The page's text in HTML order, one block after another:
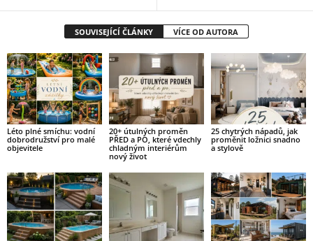
SOUVISEJÍCÍ ČLÁNKY VÍCE OD AUTORA
Léto plné smíchu: vodní
dobrodružství pro malé
objevitele
20+ útulných proměn
PŘED a PO, které vdechly
chladným interiérům
nový život
25 chytrých nápadů, jak
proměnit ložnici snadno
a stylově